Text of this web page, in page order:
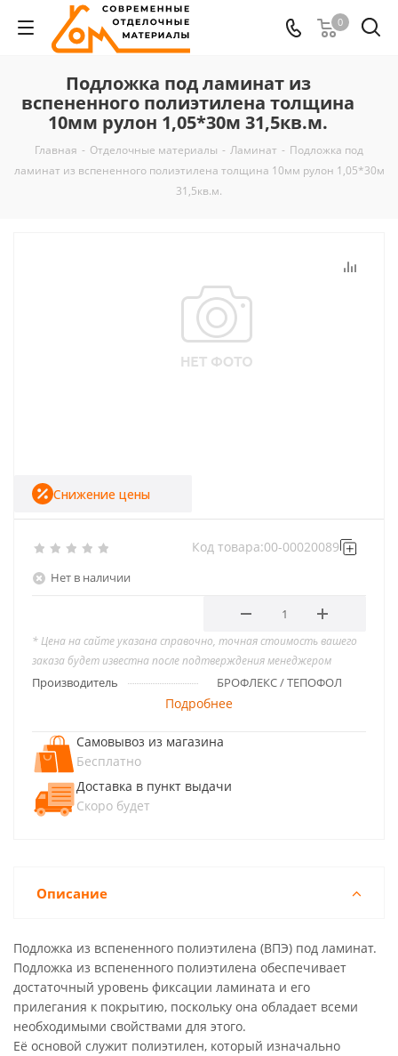
0
Подложка под ламинат из
вспененного полиэтилена толщина
10мм рулон 1,05*30м 31,5кв.м.
Главная - Отделочные материалы - Ламинат - Подложка под
ламинат из вспененного полиэтилена толщина 10мм рулон 1,05*30м
31,5кв.м.
Нет в наличии
Код товара:00-00020089
Снижение цены
* Цена на сайте указана справочно, точная стоимость вашего
заказа будет известна после подтверждения менеджером
Производитель БРОФЛЕКС / ТЕПОФОЛ
Подробнее
Самовывоз из магазина
Бесплатно
Доставка в пункт выдачи
Скоро будет
Описание
Подложка из вспененного полиэтилена (ВПЭ) под ламинат.
Подложка из вспененного полиэтилена обеспечивает
достаточный уровень фиксации ламината и его
прилегания к покрытию, поскольку она обладает всеми
необходимыми свойствами для этого.
Её основой служит полиэтилен, который изначально